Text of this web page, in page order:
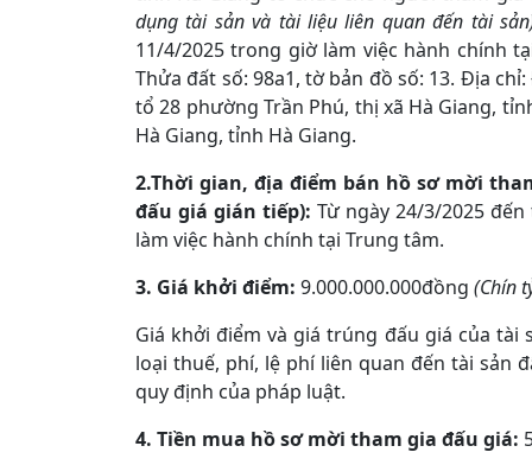
dụng tài sản và tài liệu liên quan đến tài
11/4/2025 trong giờ làm việc hành chính
Thửa đất số: 98a1, tờ bản đồ số: 13. Địa
tổ 28 phường Trần Phú, thị xã Hà Giang,
Hà Giang, tỉnh Hà Giang.
2.Thời gian, địa điểm bán hồ sơ mời
đấu giá gián tiếp): Từ ngày 24/3/2025
làm việc hành chính tại Trung tâm.
3. Giá khởi điểm: 9.000.000.000đồng (Chín
Giá khởi điểm và giá trúng đấu giá của tài
loại thuế, phí, lệ phí liên quan đến tài sản
quy định của pháp luật.
4. Tiền mua hồ sơ mời tham gia đấu giá: